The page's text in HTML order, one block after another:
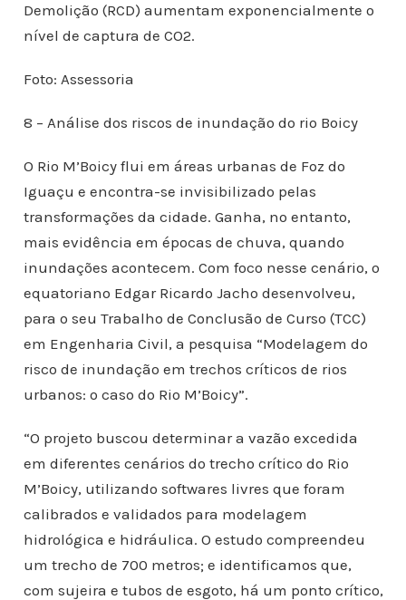
Demolição (RCD) aumentam exponencialmente o
nível de captura de CO2.
Foto: Assessoria
8 – Análise dos riscos de inundação do rio Boicy
O Rio M’Boicy flui em áreas urbanas de Foz do
Iguaçu e encontra-se invisibilizado pelas
transformações da cidade. Ganha, no entanto,
mais evidência em épocas de chuva, quando
inundações acontecem. Com foco nesse cenário, o
equatoriano Edgar Ricardo Jacho desenvolveu,
para o seu Trabalho de Conclusão de Curso (TCC)
em Engenharia Civil, a pesquisa “Modelagem do
risco de inundação em trechos críticos de rios
urbanos: o caso do Rio M’Boicy”.
“O projeto buscou determinar a vazão excedida
em diferentes cenários do trecho crítico do Rio
M’Boicy, utilizando softwares livres que foram
calibrados e validados para modelagem
hidrológica e hidráulica. O estudo compreendeu
um trecho de 700 metros; e identificamos que,
com sujeira e tubos de esgoto, há um ponto crítico,